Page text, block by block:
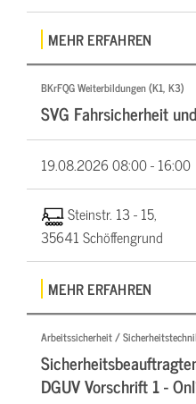
MEHR ERFAHREN
BKrFQG Weiterbildungen (K1, K3)
SVG Fahrsicherheit
19.08.202608:00 - 16:00
Steinstr. 13 - 15,
35641 Schöffengrund
MEHR ERFAHREN
Arbeitssicherheit /
DGUV Vorschrift 1 -